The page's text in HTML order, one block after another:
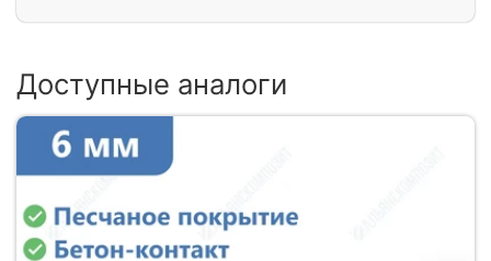
Доступные аналоги